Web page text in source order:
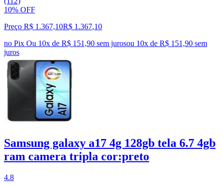
10% OFF
Preço R$ 1.367,10R$ 1.367,10
no Pix Ou 10x de R$ 151,90 sem jurosou 10x de R$ 151,90 sem
juros
Samsung galaxy a17 4g 128gb tela 6.7 4gb
ram camera tripla cor:preto
4.8